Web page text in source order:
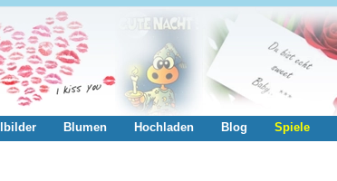
Blumen Hochladen Blog Spiele